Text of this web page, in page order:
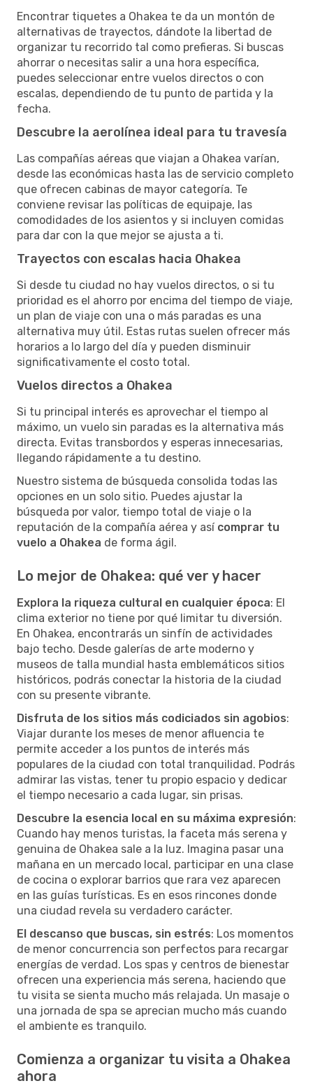
Encontrar tiquetes a Ohakea te da un montón de
alternativas de trayectos, dándote la libertad de
organizar tu recorrido tal como prefieras. Si buscas
ahorrar o necesitas salir a una hora específica,
puedes seleccionar entre vuelos directos o con
escalas, dependiendo de tu punto de partida y la
fecha.
Descubre la aerolínea ideal para tu travesía
Las compañías aéreas que viajan a Ohakea varían,
desde las económicas hasta las de servicio completo
que ofrecen cabinas de mayor categoría. Te
conviene revisar las políticas de equipaje, las
comodidades de los asientos y si incluyen comidas
para dar con la que mejor se ajusta a ti.
Trayectos con escalas hacia Ohakea
Si desde tu ciudad no hay vuelos directos, o si tu
prioridad es el ahorro por encima del tiempo de viaje,
un plan de viaje con una o más paradas es una
alternativa muy útil. Estas rutas suelen ofrecer más
horarios a lo largo del día y pueden disminuir
significativamente el costo total.
Vuelos directos a Ohakea
Si tu principal interés es aprovechar el tiempo al
máximo, un vuelo sin paradas es la alternativa más
directa. Evitas transbordos y esperas innecesarias,
llegando rápidamente a tu destino.
Nuestro sistema de búsqueda consolida todas las
opciones en un solo sitio. Puedes ajustar la
búsqueda por valor, tiempo total de viaje o la
reputación de la compañía aérea y así comprar tu
vuelo a Ohakea de forma ágil.
Lo mejor de Ohakea: qué ver y hacer
Explora la riqueza cultural en cualquier época: El
clima exterior no tiene por qué limitar tu diversión.
En Ohakea, encontrarás un sinfín de actividades
bajo techo. Desde galerías de arte moderno y
museos de talla mundial hasta emblemáticos sitios
históricos, podrás conectar la historia de la ciudad
con su presente vibrante.
Disfruta de los sitios más codiciados sin agobios:
Viajar durante los meses de menor afluencia te
permite acceder a los puntos de interés más
populares de la ciudad con total tranquilidad. Podrás
admirar las vistas, tener tu propio espacio y dedicar
el tiempo necesario a cada lugar, sin prisas.
Descubre la esencia local en su máxima expresión:
Cuando hay menos turistas, la faceta más serena y
genuina de Ohakea sale a la luz. Imagina pasar una
mañana en un mercado local, participar en una clase
de cocina o explorar barrios que rara vez aparecen
en las guías turísticas. Es en esos rincones donde
una ciudad revela su verdadero carácter.
El descanso que buscas, sin estrés: Los momentos
de menor concurrencia son perfectos para recargar
energías de verdad. Los spas y centros de bienestar
ofrecen una experiencia más serena, haciendo que
tu visita se sienta mucho más relajada. Un masaje o
una jornada de spa se aprecian mucho más cuando
el ambiente es tranquilo.
Comienza a organizar tu visita a Ohakea
ahora